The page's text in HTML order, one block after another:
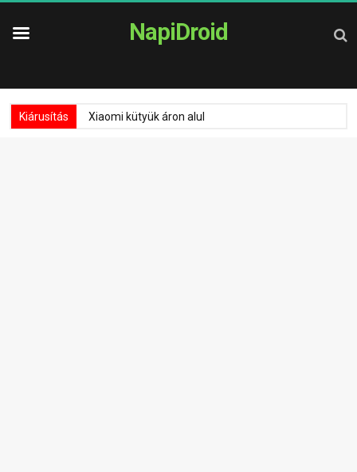
NapiDroid
Kiárusítás Xiaomi kütyük áron alul